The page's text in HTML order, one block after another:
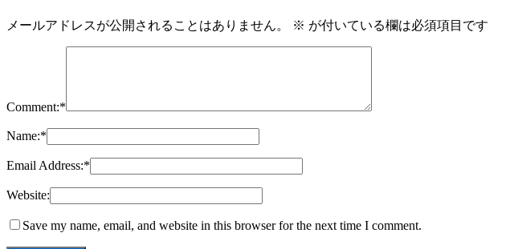
メールアドレスが公開されることはありません。 ※ が付いている欄は必須項目です
Comment:*
Name:*
Email Address:*
Website:
Save my name, email, and website in this browser for the next time I comment.